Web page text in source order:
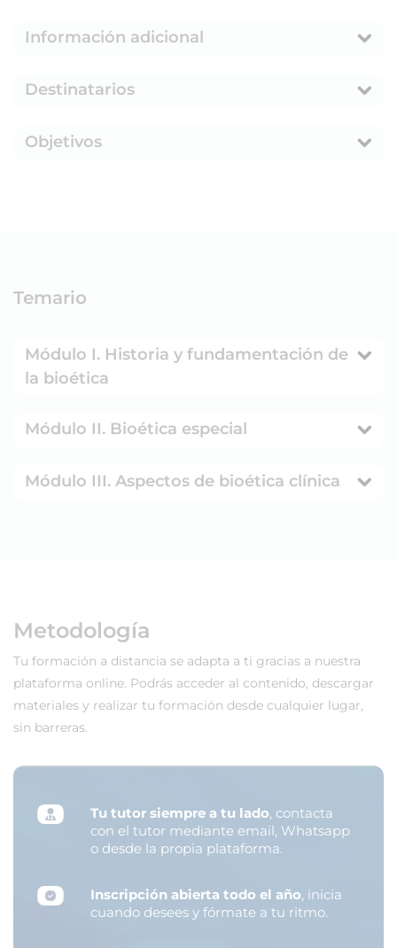
Información adicional
Destinatarios
Objetivos
Temario
Módulo I. Historia y fundamentación de
la bioética
Módulo II. Bioética especial
Módulo III. Aspectos de bioética clínica
Metodología
Tu formación a distancia se adapta a ti gracias a nuestra
plataforma online. Podrás acceder al contenido, descargar
materiales y realizar tu formación desde cualquier lugar,
sin barreras.
Tu tutor siempre a tu lado, contacta
con el tutor mediante email, Whatsapp
o desde la propia plataforma.
Inscripción abierta todo el año, inicia
cuando desees y fórmate a tu ritmo.